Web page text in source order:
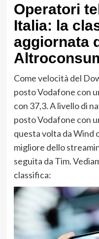
Operatori
Italia: la
aggiornata
Come velocità del
posto Vodafone con
con 37,3. A livello di
posto Vodafone con
questa volta da Wind
migliore dello
seguita da Tim.
classifica: